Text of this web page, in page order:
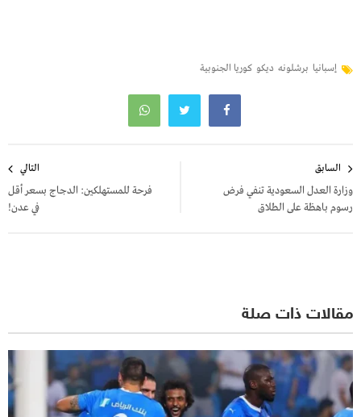
إسبانيا برشلونه ديكو كوريا الجنوبية
المقالات
السابق
وزارة العدل السعودية تنفي فرض
رسوم باهظة على الطلاق
التالي
فرحة للمستهلكين: الدجاج بسعر أقل
في عدن!
مقالات ذات صلة